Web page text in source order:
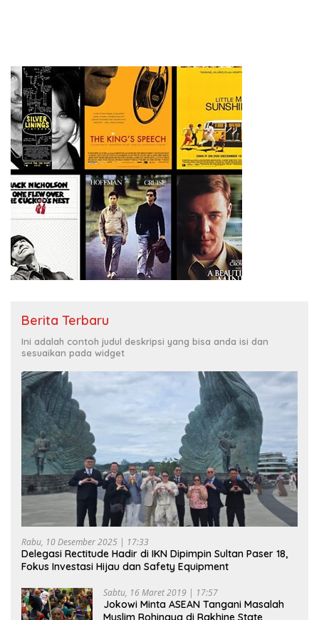
Berita Terbaru
Ini adalah contoh judul deskripsi yang bisa anda isi dan
sesuaikan pada widget
Rabu, 10 Desember 2025 | 17:33
Delegasi Rectitude Hadir di IKN Dipimpin Sultan Paser 18,
Fokus Investasi Hijau dan Safety Equipment
Sabtu, 16 Maret 2019 | 17:57
Jokowi Minta ASEAN Tangani Masalah
Muslim Rohingya di Rakhine State